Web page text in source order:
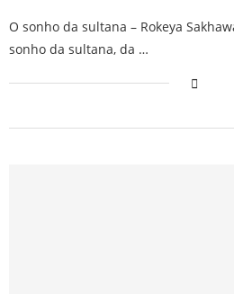
O sonho da sultana – Rokeya
sonho da sultana, da …